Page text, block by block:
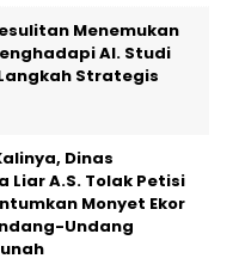
Menemukan
AI. Studi
Strategis
Dinas
Liar A.S. Tolak Petisi
Monyet Ekor
Undang